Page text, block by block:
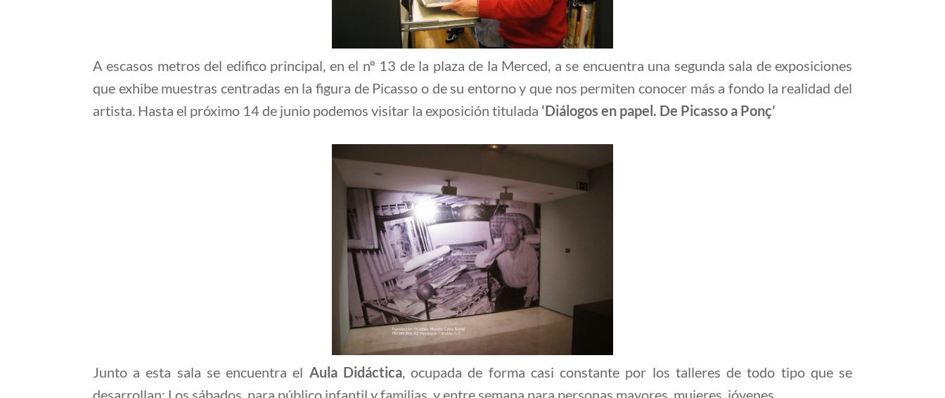
A escasos metros del edifico principal, en el nº 13 de la plaza de la Merced, a se encuentra una segunda sala de exposiciones
que exhibe muestras centradas en la figura de Picasso o de su entorno y que nos permiten conocer más a fondo la realidad del
artista. Hasta el próximo 14 de junio podemos visitar la exposición titulada ‘Diálogos en papel. De Picasso a Ponç’
Junto a esta sala se encuentra el Aula Didáctica, ocupada de forma casi constante por los talleres de todo tipo que se
desarrollan: Los sábados, para público infantil y familias, y entre semana para personas mayores, mujeres, jóvenes…